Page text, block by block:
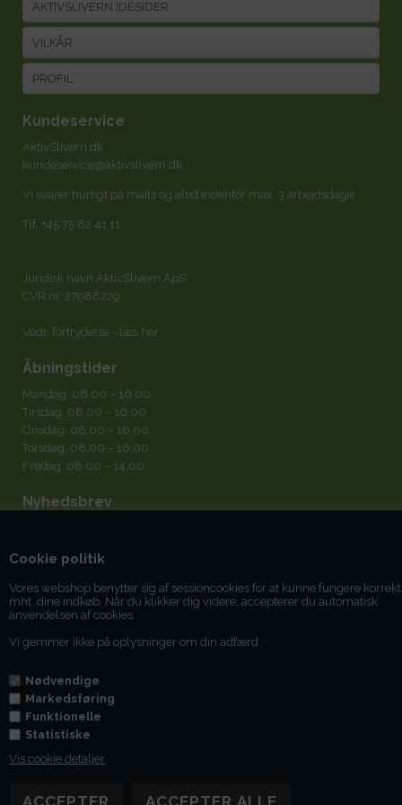
Cookie politik
Vores webshop benytter sig af sessioncookies for at kunne fungere korrekt
mht. dine indkøb. Når du klikker dig videre, accepterer du automatisk
anvendelsen af cookies.
Vi gemmer ikke på oplysninger om din adfærd.
Nødvendige
Markedsføring
Funktionelle
Statistiske
Vis cookie detaljer
AKTIVSLIVERN IDÉSIDER
VILKÅR
PROFIL
Kundeservice
AktivSlivern.dk
kundeservice@aktivslivern.dk
Vi svarer hurtigt på mails og altid indenfor max. 3 arbejdsdage.
Tlf. +45 75 82 41 11
Juridisk navn AktivSlivern ApS
CVR nr. 27988229
Vedr. fortrydelse - læs her.
Åbningstider
Mandag: 08.00 – 16.00
Tirsdag: 08.00 – 16.00
Onsdag: 08.00 – 16.00
Torsdag: 08.00 – 16.00
Fredag: 08.00 – 14.00
Nyhedsbrev
Jeg acceptererbetingelserne